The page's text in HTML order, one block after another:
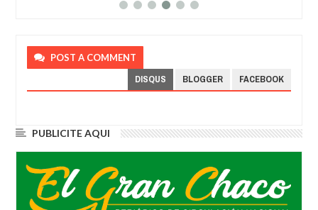
POST A COMMENT
DISQUS BLOGGER FACEBOOK
PUBLICITE AQUI